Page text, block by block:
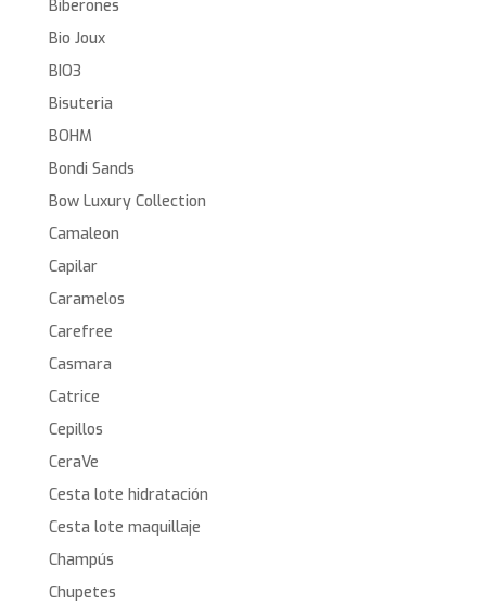
Biberones
Bio Joux
BIO3
Bisuteria
BOHM
Bondi Sands
Bow Luxury Collection
Camaleon
Capilar
Caramelos
Carefree
Casmara
Catrice
Cepillos
CeraVe
Cesta lote hidratación
Cesta lote maquillaje
Champús
Chupetes